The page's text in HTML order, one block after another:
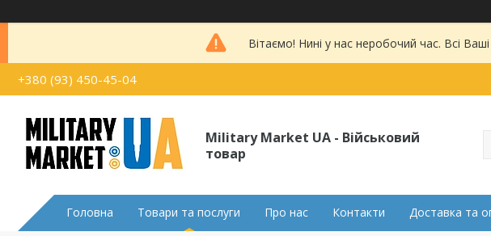
Вітаємо! Нині у нас неробочий час. Всі
+380 (93) 450-45-04
Military Market UA - Військовий
товар
Головна Товари та послуги Про нас Контакти Доставка та